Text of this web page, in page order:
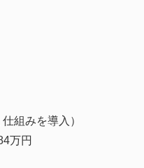
組みを導入）
万円